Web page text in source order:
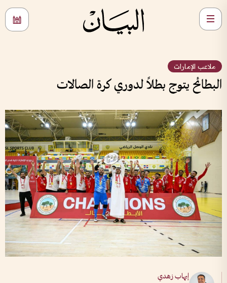
ملاعب الإمارات
البطائح يتوج بطلاً لدوري كرة الصالات
إيهاب زهدي